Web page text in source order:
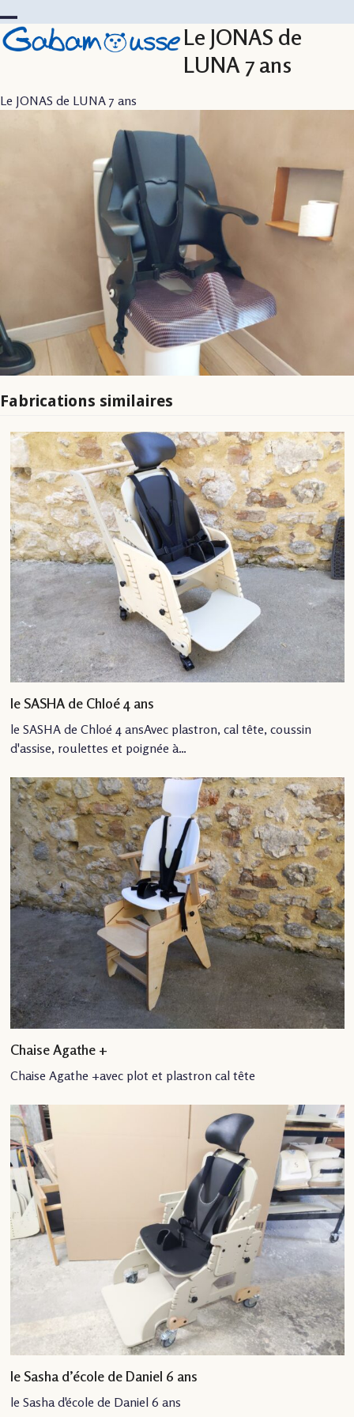
to
content
Open
Close
Le JONAS de
LUNA 7 ans
Le JONAS de LUNA 7 ans
Fabrications similaires
le SASHA de Chloé 4 ans
le SASHA de Chloé 4 ansAvec plastron, cal tête, coussin
d'assise, roulettes et poignée à…
Chaise Agathe +
Chaise Agathe +avec plot et plastron cal tête
le Sasha d’école de Daniel 6 ans
le Sasha d'école de Daniel 6 ans